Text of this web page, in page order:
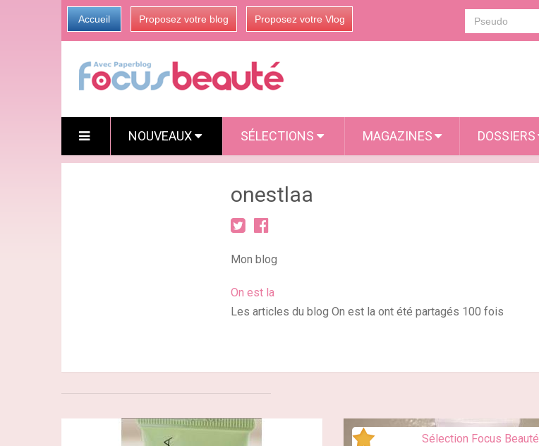
Accueil Proposez votre blog Proposez votre Vlog
NOUVEAUX SÉLECTIONS MAGAZINES DOSSIERS
onestlaa
Mon blog
On est la
Les articles du blog On est la ont été partagés 100 fois
Sélection Focus Beauté